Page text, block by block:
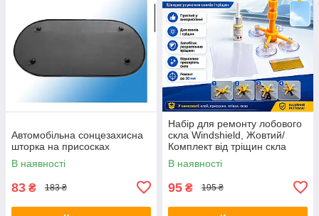
Автомобільна сонцезахисна
шторка на присосках
В наявності
83 ₴ 183 ₴
Набір для ремонту лобового
скла Windshield, Жовтий/
Комплект від тріщин скла
автомобіля
В наявності
95 ₴ 195 ₴